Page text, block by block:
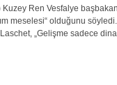
Ren Vesfalye
meselesi“ olduğunu
„Gelişme sadece